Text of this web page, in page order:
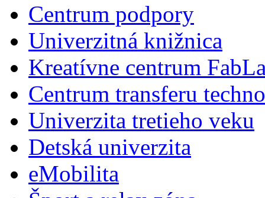
Centrum podpory
Univerzitná knižnica
Kreatívne centrum
Centrum transferu
Univerzita tretieho veku
Detská univerzita
eMobilita